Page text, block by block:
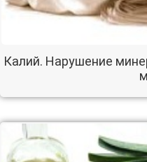
Калий. Нарушение